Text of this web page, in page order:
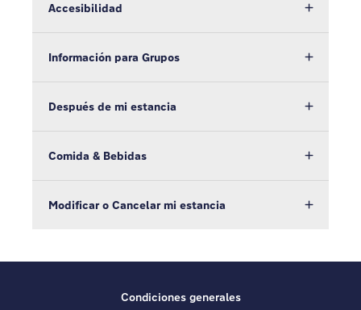
Accesibilidad
Información para Grupos
Después de mi estancia
Comida & Bebidas
Modificar o Cancelar mi estancia
Condiciones generales